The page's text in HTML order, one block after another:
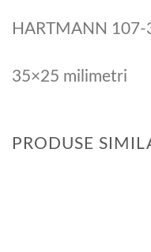
HARTMANN
35×25 milimetri
PRODUSE